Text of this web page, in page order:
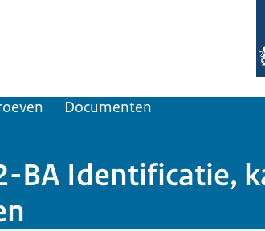
Documenten
BA Identificatie,